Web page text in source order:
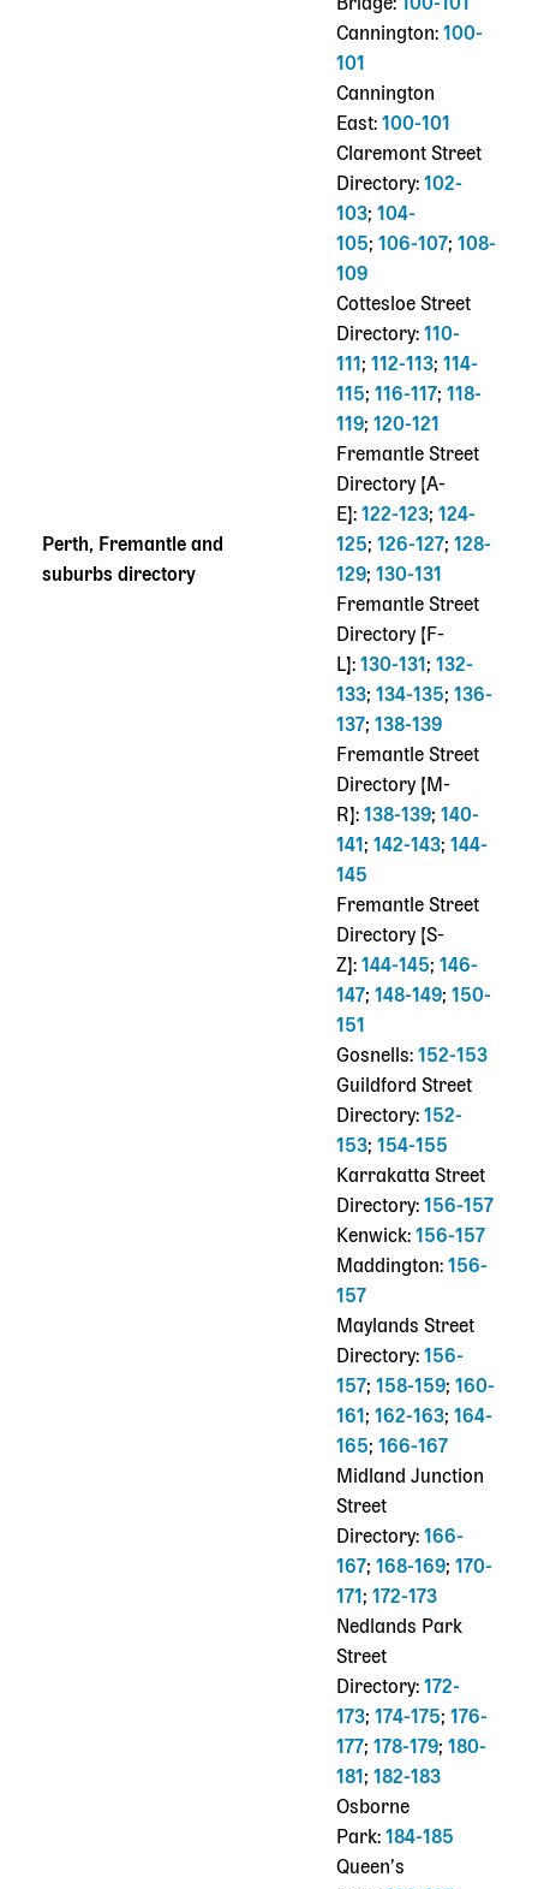
Perth, Fremantle and
suburbs directory
Bridge: 100-101
Cannington: 100-
101
Cannington
East: 100-101
Claremont Street
Directory: 102-
103; 104-
105; 106-107; 108-
109
Cottesloe Street
Directory: 110-
111 ; 112-113; 114-
115; 116-117; 118-
119; 120-121
Fremantle Street
Directory [A-
E]: 122-123; 124-
125; 126-127; 128-
129; 130-131
Fremantle Street
Directory [F-
L]: 130-131 ; 132-
133; 134-135; 136-
137; 138-139
Fremantle Street
Directory [M-
R]: 138-139; 140-
141 ; 142-143; 144-
145
Fremantle Street
Directory [S-
Z]: 144-145; 146-
147; 148-149; 150-
151
Gosnells: 152-153
Guildford Street
Directory: 152-
153; 154-155
Karrakatta Street
Directory: 156-157
Kenwick: 156-157
Maddington: 156-
157
Maylands Street
Directory: 156-
157; 158-159; 160-
161 ; 162-163; 164-
165; 166-167
Midland Junction
Street
Directory: 166-
167; 168-169; 170-
171 ; 172-173
Nedlands Park
Street
Directory: 172-
173; 174-175; 176-
177; 178-179; 180-
181 ; 182-183
Osborne
Park: 184-185
Queen’s